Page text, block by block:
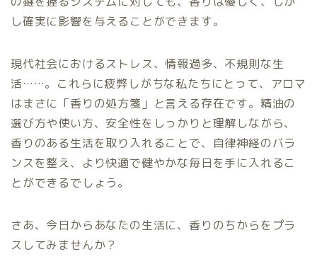
し確実に影響を与えることができます。
現代社会におけるストレス、情報過多、不規則な生
活……。これらに疲弊しがちな私たちにとって、アロマ
はまさに「香りの処方箋」と言える存在です。精油の
選び方や使い方、安全性をしっかりと理解しながら、
香りのある生活を取り入れることで、自律神経のバラ
ンスを整え、より快適で健やかな毎日を手に入れるこ
とができるでしょう。
さあ、今日からあなたの生活に、香りのちからをプラ
スしてみませんか？